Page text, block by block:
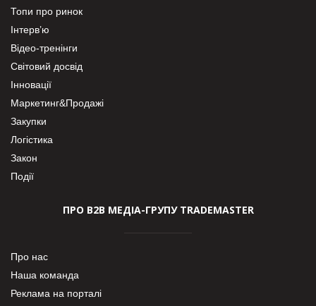
Топи про ринок
Інтерв’ю
Відео-тренінги
Світовий досвід
Інновації
Маркетинг&Продажі
Закупки
Логістика
Закон
Події
ПРО В2В МЕДІА-ГРУПУ TRADEMASTER
Про нас
Наша команда
Реклама на порталі